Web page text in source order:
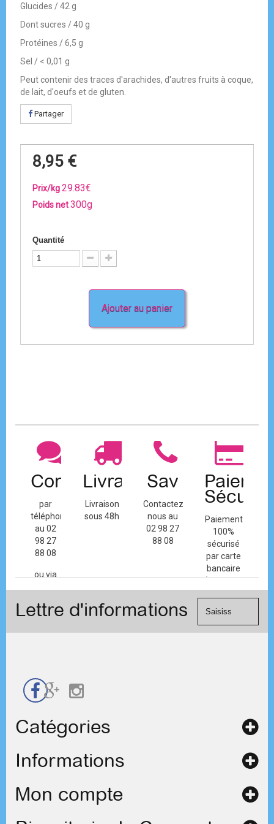
Glucides / 42 g
Dont sucres / 40 g
Protéines / 6,5 g
Sel / < 0,01 g
Peut contenir des traces d'arachides, d'autres fruits à coque,
de lait, d'oeufs et de gluten.
Partager
8,95 €
Prix/kg29.83€
Poids net300g
Quantité
Ajouter au panier
Contact
par
téléphone
au 02
98 27
88 08
ou via
de
Livraison
Livraison
sous 48h
Sav
Contactez-
nous au
02 98 27
88 08
Paiement
100%
sécurisé
par carte
bancaire
(Mastercard,
Visa, ...) et
Lettre d'informations
Catégories
Informations
Mon compte